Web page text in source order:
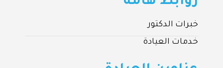
خبرات الدكتور
خدمات العيادة